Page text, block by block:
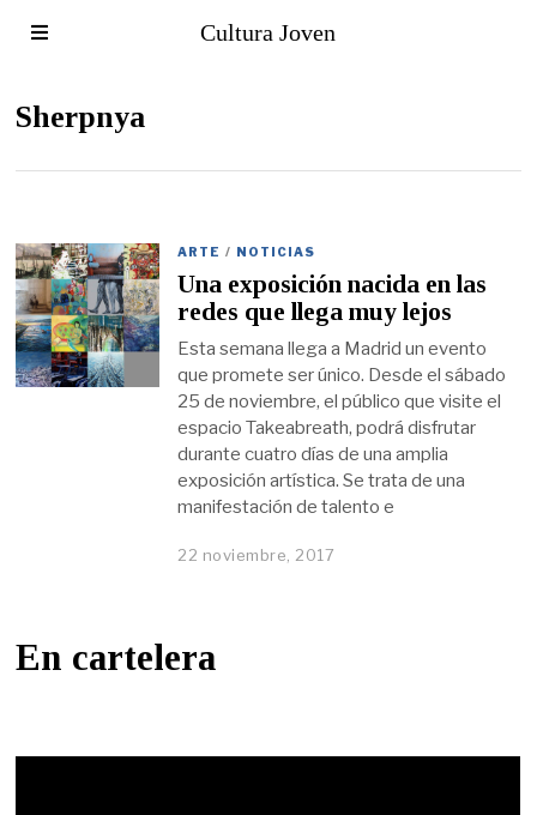
Cultura Joven
Sherpnya
ARTE / NOTICIAS
Una exposición nacida en las
redes que llega muy lejos
Esta semana llega a Madrid un evento
que promete ser único. Desde el sábado
25 de noviembre, el público que visite el
espacio Takeabreath, podrá disfrutar
durante cuatro días de una amplia
exposición artística. Se trata de una
manifestación de talento e
22 noviembre, 2017
En cartelera